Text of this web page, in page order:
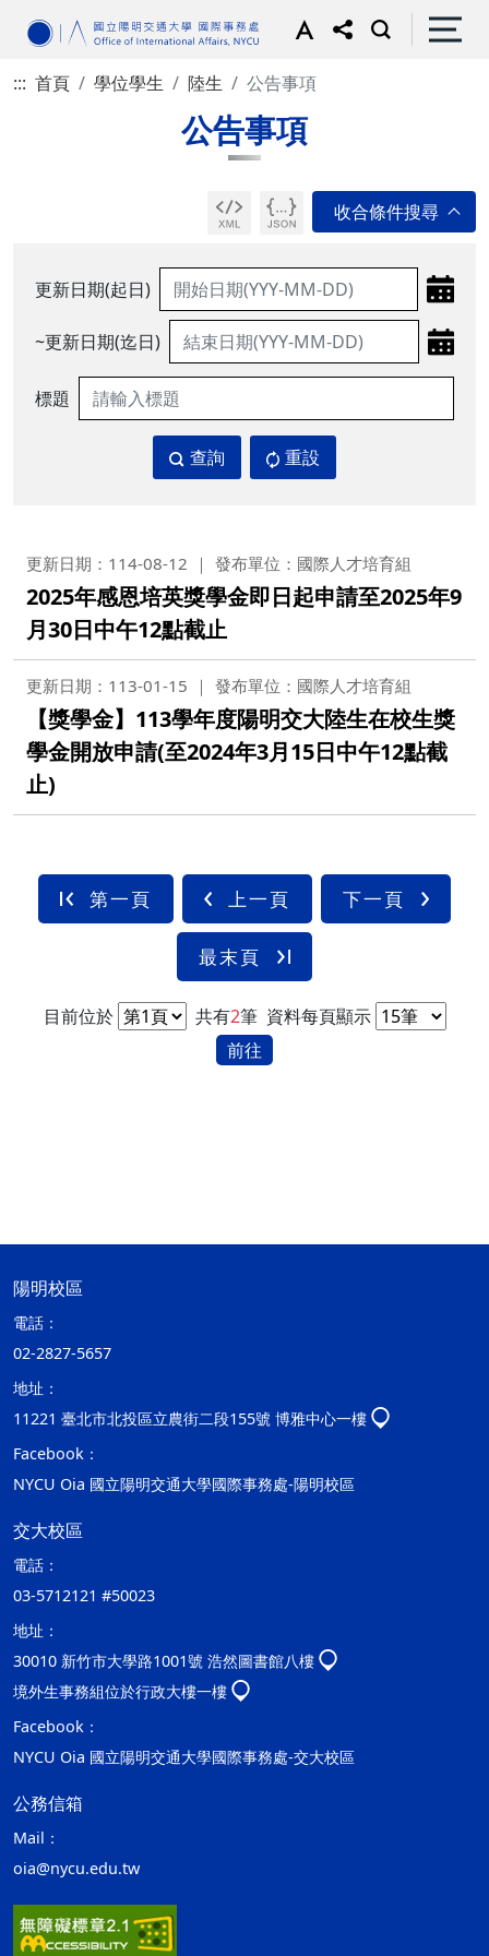
::: 首頁 學位學生 陸生 公告事項
公告事項
更新日期(起日)
~更新日期(迄日)
標題
查詢 重設
更新日期：114-08-12 發布單位：國際人才培育組
2025年感恩培英獎學金即日起申請至2025年9
月30日中午12點截止
更新日期：113-01-15 發布單位：國際人才培育組
【獎學金】113學年度陽明交大陸生在校生獎
學金開放申請(至2024年3月15日中午12點截
止)
第一頁 上一頁 下一頁
最末頁
目前位於 共有2筆 資料每頁顯示
前往
陽明校區
電話：
02-2827-5657
地址：
11221 臺北市北投區立農街二段155號 博雅中心一樓
Facebook：
NYCU Oia 國立陽明交通大學國際事務處-陽明校區
交大校區
電話：
03-5712121 #50023
地址：
30010 新竹市大學路1001號 浩然圖書館八樓
境外生事務組位於行政大樓一樓
Facebook：
NYCU Oia 國立陽明交通大學國際事務處-交大校區
公務信箱
Mail：
oia@nycu.edu.tw